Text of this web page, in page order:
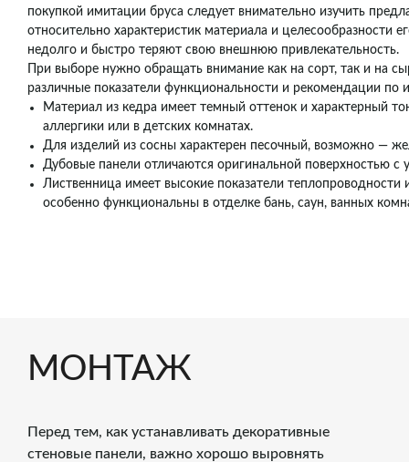
покупкой имитации бруса следует внимательно изучить
относительно характеристик материала и целесообразности
недолго и быстро теряют свою внешнюю привлекательность.
При выборе нужно обращать внимание как на сорт, так и на
различные показатели функциональности и рекомендации по
Материал из кедра имеет темный оттенок и характерный
аллергики или в детских комнатах.
Для изделий из сосны характерен песочный, возможно —
Дубовые панели отличаются оригинальной поверхностью с
Лиственница имеет высокие показатели
особенно функциональны в отделке бань, саун, ванных
МОНТАЖ
Перед тем, как устанавливать декоративные
стеновые панели, важно хорошо выровнять